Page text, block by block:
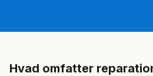
Hvad omfatter